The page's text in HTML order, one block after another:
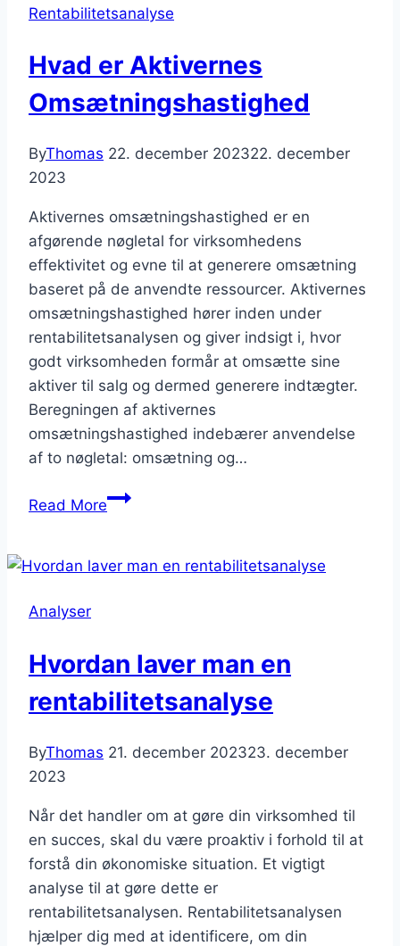
Rentabilitetsanalyse
Hvad er Aktivernes
Omsætningshastighed
ByThomas 22. december 202322. december
2023
Aktivernes omsætningshastighed er en
afgørende nøgletal for virksomhedens
effektivitet og evne til at generere omsætning
baseret på de anvendte ressourcer. Aktivernes
omsætningshastighed hører inden under
rentabilitetsanalysen og giver indsigt i, hvor
godt virksomheden formår at omsætte sine
aktiver til salg og dermed generere indtægter.
Beregningen af aktivernes
omsætningshastighed indebærer anvendelse
af to nøgletal: omsætning og…
Read MoreHvad
Omsætningshastighed
Analyser
Hvordan laver man en
rentabilitetsanalyse
ByThomas 21. december 202323. december
2023
Når det handler om at gøre din virksomhed til
en succes, skal du være proaktiv i forhold til at
forstå din økonomiske situation. Et vigtigt
analyse til at gøre dette er
rentabilitetsanalysen. Rentabilitetsanalysen
hjælper dig med at identificere, om din